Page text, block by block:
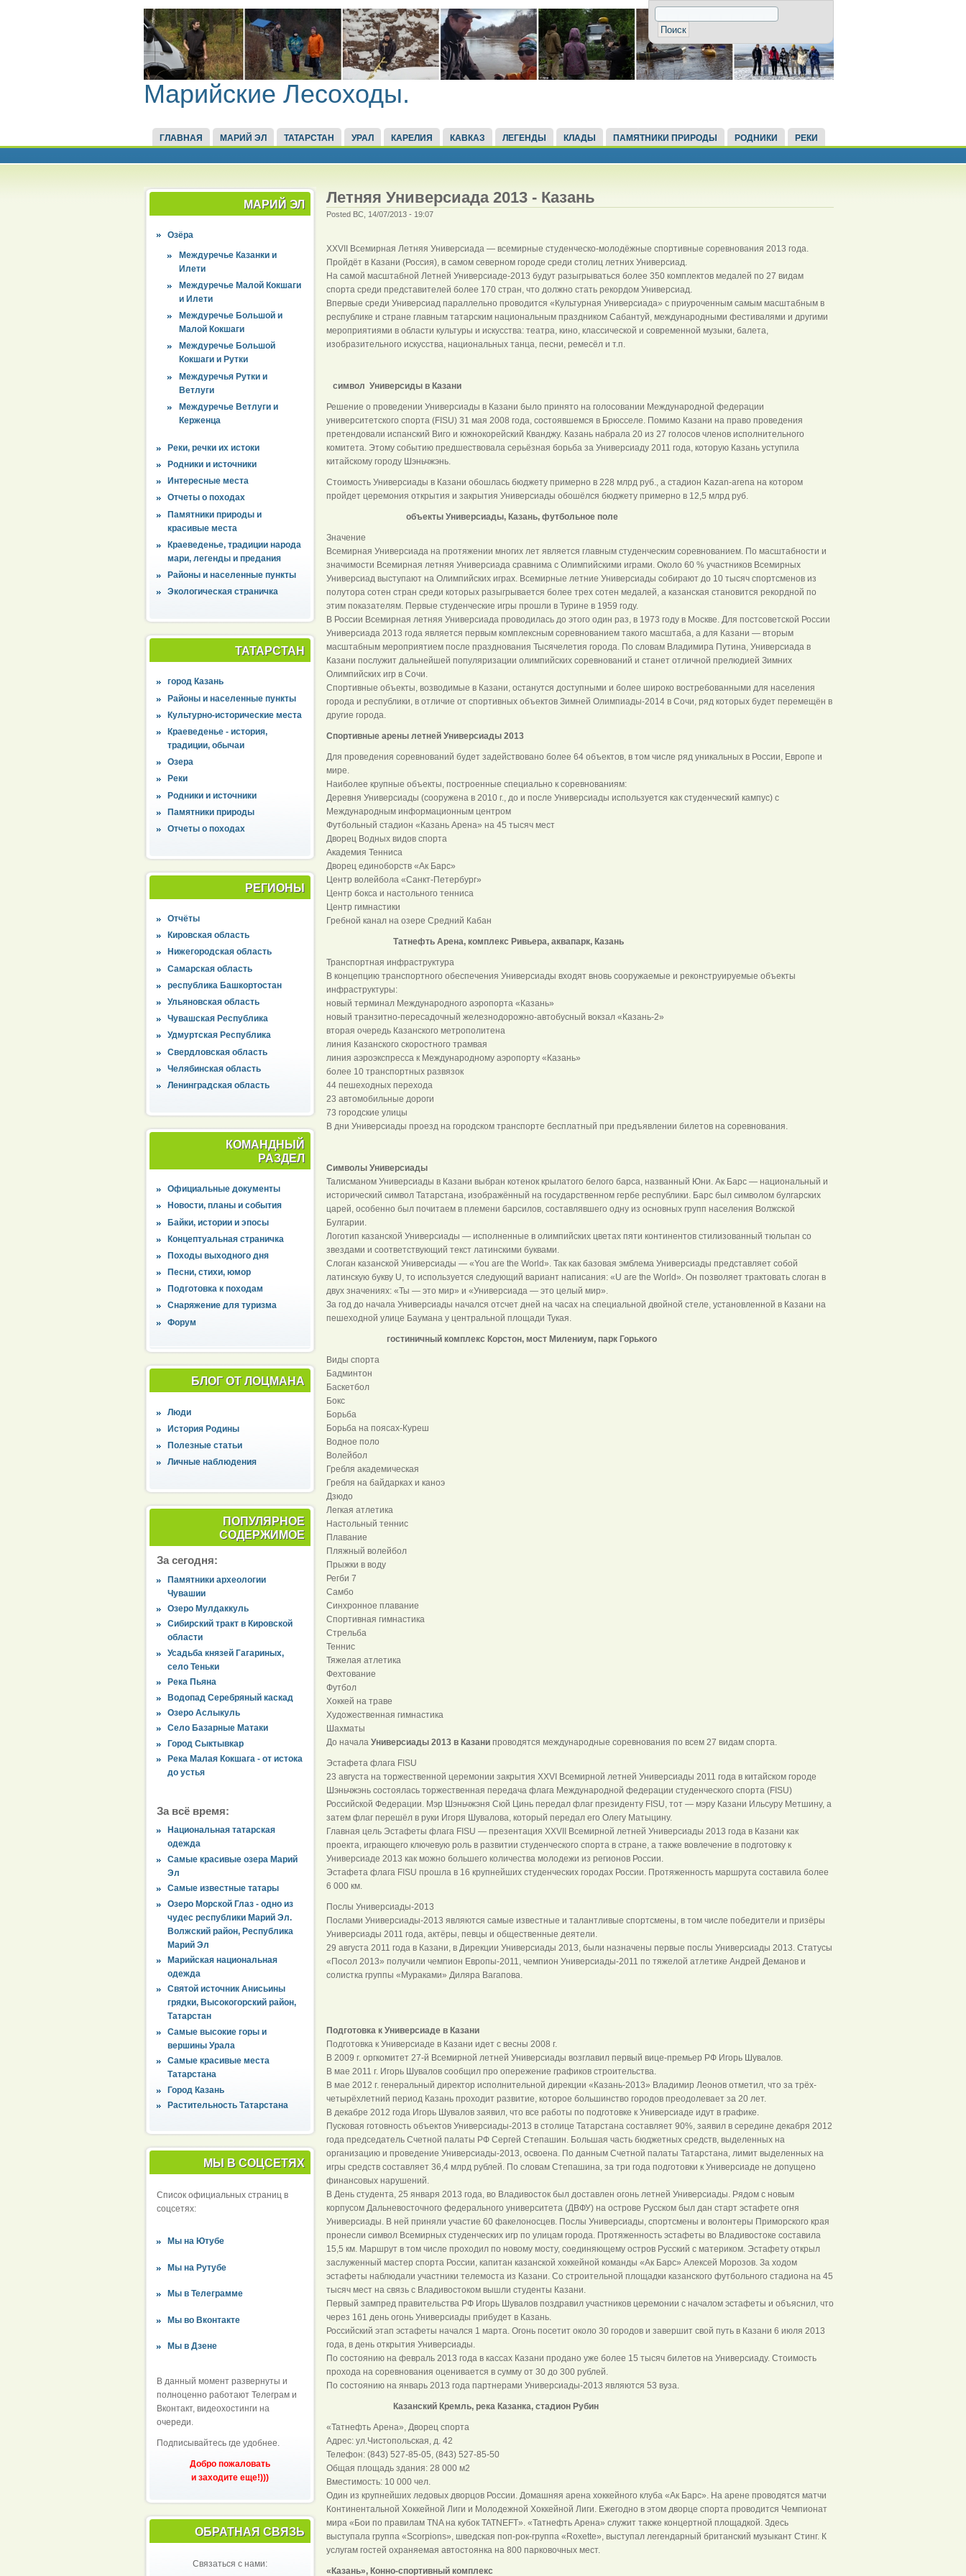
Марийские Лесоходы.
ГЛАВНАЯ МАРИЙ ЭЛ ТАТАРСТАН УРАЛ КАРЕЛИЯ КАВКАЗ ЛЕГЕНДЫ КЛАДЫ ПАМЯТНИКИ ПРИРОДЫ РОДНИКИ РЕКИ
МАРИЙ ЭЛ
Озёра
Междуречье Казанки и
Илети
Междуречье Малой Кокшаги
и Илети
Междуречье Большой и
Малой Кокшаги
Междуречье Большой
Кокшаги и Рутки
Междуречья Рутки и
Ветлуги
Междуречье Ветлуги и
Керженца
Реки, речки их истоки
Родники и источники
Интересные места
Отчеты о походах
Памятники природы и
красивые места
Краеведенье, традиции народа
мари, легенды и предания
Районы и населенные пункты
Экологическая страничка
ТАТАРСТАН
город Казань
Районы и населенные пункты
Культурно-исторические места
Краеведенье - история,
традиции, обычаи
Озера
Реки
Родники и источники
Памятники природы
Отчеты о походах
РЕГИОНЫ
Отчёты
Кировская область
Нижегородская область
Самарская область
республика Башкортостан
Ульяновская область
Чувашская Республика
Удмуртская Республика
Свердловская область
Челябинская область
Ленинградская область
КОМАНДНЫЙ
РАЗДЕЛ
Официальные документы
Новости, планы и события
Байки, истории и эпосы
Концептуальная страничка
Походы выходного дня
Песни, стихи, юмор
Подготовка к походам
Снаряжение для туризма
Форум
БЛОГ ОТ ЛОЦМАНА
Люди
История Родины
Полезные статьи
Личные наблюдения
ПОПУЛЯРНОЕ
СОДЕРЖИМОЕ
За сегодня:
Памятники археологии
Чувашии
Озеро Мулдаккуль
Сибирский тракт в Кировской
области
Усадьба князей Гагариных,
село Теньки
Река Пьяна
Водопад Серебряный каскад
Озеро Аслыкуль
Село Базарные Матаки
Город Сыктывкар
Река Малая Кокшага - от истока
до устья
За всё время:
Национальная татарская
одежда
Самые красивые озера Марий
Эл
Самые известные татары
Озеро Морской Глаз - одно из
чудес республики Марий Эл.
Волжский район, Республика
Марий Эл
Марийская национальная
одежда
Святой источник Анисьины
грядки, Высокогорский район,
Татарстан
Самые высокие горы и
вершины Урала
Самые красивые места
Татарстана
Город Казань
Растительность Татарстана
МЫ В СОЦСЕТЯХ
Список официальных страниц в
соцсетях:
Мы на Ютубе
Мы на Рутубе
Мы в Телеграмме
Мы во Вконтакте
Мы в Дзене
В данный момент развернуты и
полноценно работают Телеграм и
Вконтакт, видеохостинги на
очереди.
Подписывайтесь где удобнее.
Добро пожаловать
и заходите еще!)))
ОБРАТНАЯ СВЯЗЬ
Связаться с нами:
Летняя Универсиада 2013 - Казань
Posted ВС, 14/07/2013 - 19:07
XXVII Всемирная Летняя Универсиада — всемирные студенческо-молодёжные спортивные соревнования 2013 года.
Пройдёт в Казани (Россия), в самом северном городе среди столиц летних Универсиад.
На самой масштабной Летней Универсиаде-2013 будут разыгрываться более 350 комплектов медалей по 27 видам
спорта среди представителей более 170 стран, что должно стать рекордом Универсиад.
Впервые среди Универсиад параллельно проводится «Культурная Универсиада» с приуроченным самым масштабным в
республике и стране главным татарским национальным праздником Сабантуй, международными фестивалями и другими
мероприятиями в области культуры и искусства: театра, кино, классической и современной музыки, балета,
изобразительного искусства, национальных танца, песни, ремесёл и т.п.
символ Универсиды в Казани
Решение о проведении Универсиады в Казани было принято на голосовании Международной федерации
университетского спорта (FISU) 31 мая 2008 года, состоявшемся в Брюсселе. Помимо Казани на право проведения
претендовали испанский Виго и южнокорейский Кванджу. Казань набрала 20 из 27 голосов членов исполнительного
комитета. Этому событию предшествовала серьёзная борьба за Универсиаду 2011 года, которую Казань уступила
китайскому городу Шэньчжэнь.
Стоимость Универсиады в Казани обошлась бюджету примерно в 228 млрд руб., а стадион Kazan-arena на котором
пройдет церемония открытия и закрытия Универсиады обошёлся бюджету примерно в 12,5 млрд руб.
объекты Универсиады, Казань, футбольное поле
Значение
Всемирная Универсиада на протяжении многих лет является главным студенческим соревнованием. По масштабности и
значимости Всемирная летняя Универсиада сравнима с Олимпийскими играми. Около 60 % участников Всемирных
Универсиад выступают на Олимпийских играх. Всемирные летние Универсиады собирают до 10 тысяч спортсменов из
полутора сотен стран среди которых разыгрывается более трех сотен медалей, а казанская становится рекордной по
этим показателям. Первые студенческие игры прошли в Турине в 1959 году.
В России Всемирная летняя Универсиада проводилась до этого один раз, в 1973 году в Москве. Для постсоветской России
Универсиада 2013 года является первым комплексным соревнованием такого масштаба, а для Казани — вторым
масштабным мероприятием после празднования Тысячелетия города. По словам Владимира Путина, Универсиада в
Казани послужит дальнейшей популяризации олимпийских соревнований и станет отличной прелюдией Зимних
Олимпийских игр в Сочи.
Спортивные объекты, возводимые в Казани, останутся доступными и более широко востребованными для населения
города и республики, в отличие от спортивных объектов Зимней Олимпиады-2014 в Сочи, ряд которых будет перемещён в
другие города.
Спортивные арены летней Универсиады 2013
Для проведения соревнований будет задействовано более 64 объектов, в том числе ряд уникальных в России, Европе и
мире.
Наиболее крупные объекты, построенные специально к соревнованиям:
Деревня Универсиады (сооружена в 2010 г., до и после Универсиады используется как студенческий кампус) с
Международным информационным центром
Футбольный стадион «Казань Арена» на 45 тысяч мест
Дворец Водных видов спорта
Академия Тенниса
Дворец единоборств «Ак Барс»
Центр волейбола «Санкт-Петербург»
Центр бокса и настольного тенниса
Центр гимнастики
Гребной канал на озере Средний Кабан
Татнефть Арена, комплекс Ривьера, аквапарк, Казань
Транспортная инфраструктура
В концепцию транспортного обеспечения Универсиады входят вновь сооружаемые и реконструируемые объекты
инфраструктуры:
новый терминал Международного аэропорта «Казань»
новый транзитно-пересадочный железнодорожно-автобусный вокзал «Казань-2»
вторая очередь Казанского метрополитена
линия Казанского скоростного трамвая
линия аэроэкспресса к Международному аэропорту «Казань»
более 10 транспортных развязок
44 пешеходных перехода
23 автомобильные дороги
73 городские улицы
В дни Универсиады проезд на городском транспорте бесплатный при предъявлении билетов на соревнования.
Символы Универсиады
Талисманом Универсиады в Казани выбран котенок крылатого белого барса, названный Юни. Ак Барс — национальный и
исторический символ Татарстана, изображённый на государственном гербе республики. Барс был символом булгарских
царей, особенно был почитаем в племени барсилов, составлявшего одну из основных групп населения Волжской
Булгарии.
Логотип казанской Универсиады — исполненные в олимпийских цветах пяти континентов стилизованный тюльпан со
звездами и соответствующий текст латинскими буквами.
Слоган казанской Универсиады — «You are the World». Так как базовая эмблема Универсиады представляет собой
латинскую букву U, то используется следующий вариант написания: «U are the World». Он позволяет трактовать слоган в
двух значениях: «Ты — это мир» и «Универсиада — это целый мир».
За год до начала Универсиады начался отсчет дней на часах на специальной двойной стеле, установленной в Казани на
пешеходной улице Баумана у центральной площади Тукая.
гостиничный комплекс Корстон, мост Милениум, парк Горького
Виды спорта
Бадминтон
Баскетбол
Бокс
Борьба
Борьба на поясах-Куреш
Водное поло
Волейбол
Гребля академическая
Гребля на байдарках и каноэ
Дзюдо
Легкая атлетика
Настольный теннис
Плавание
Пляжный волейбол
Прыжки в воду
Регби 7
Самбо
Синхронное плавание
Спортивная гимнастика
Стрельба
Теннис
Тяжелая атлетика
Фехтование
Футбол
Хоккей на траве
Художественная гимнастика
Шахматы
До начала Универсиады 2013 в Казанипроводятся международные соревнования по всем 27 видам спорта.
Эстафета флага FISU
23 августа на торжественной церемонии закрытия XXVI Всемирной летней Универсиады 2011 года в китайском городе
Шэньчжэнь состоялась торжественная передача флага Международной федерации студенческого спорта (FISU)
Российской Федерации. Мэр Шэньчжэня Сюй Цинь передал флаг президенту FISU, тот — мэру Казани Ильсуру Метшину, а
затем флаг перешёл в руки Игоря Шувалова, который передал его Олегу Матыцину.
Главная цель Эстафеты флага FISU — презентация XXVII Всемирной летней Универсиады 2013 года в Казани как
проекта, играющего ключевую роль в развитии студенческого спорта в стране, а также вовлечение в подготовку к
Универсиаде 2013 как можно большего количества молодежи из регионов России.
Эстафета флага FISU прошла в 16 крупнейших студенческих городах России. Протяженность маршрута составила более
6 000 км.
Послы Универсиады-2013
Послами Универсиады-2013 являются самые известные и талантливые спортсмены, в том числе победители и призёры
Универсиады 2011 года, актёры, певцы и общественные деятели.
29 августа 2011 года в Казани, в Дирекции Универсиады 2013, были назначены первые послы Универсиады 2013. Статусы
«Посол 2013» получили чемпион Европы-2011, чемпион Универсиады-2011 по тяжелой атлетике Андрей Деманов и
солистка группы «Мураками» Диляра Вагапова.
Подготовка к Универсиаде в Казани
Подготовка к Универсиаде в Казани идет с весны 2008 г.
В 2009 г. оргкомитет 27-й Всемирной летней Универсиады возглавил первый вице-премьер РФ Игорь Шувалов.
В мае 2011 г. Игорь Шувалов сообщил про опережение графиков строительства.
В мае 2012 г. генеральный директор исполнительной дирекции «Казань-2013» Владимир Леонов отметил, что за трёх-
четырёхлетний период Казань проходит развитие, которое большинство городов преодолевает за 20 лет.
В декабре 2012 года Игорь Шувалов заявил, что все работы по подготовке к Универсиаде идут в графике.
Пусковая готовность объектов Универсиады-2013 в столице Татарстана составляет 90%, заявил в середине декабря 2012
года председатель Счетной палаты РФ Сергей Степашин. Большая часть бюджетных средств, выделенных на
организацию и проведение Универсиады-2013, освоена. По данным Счетной палаты Татарстана, лимит выделенных на
игры средств составляет 36,4 млрд рублей. По словам Степашина, за три года подготовки к Универсиаде не допущено
финансовых нарушений.
В День студента, 25 января 2013 года, во Владивосток был доставлен огонь летней Универсиады. Рядом с новым
корпусом Дальневосточного федерального университета (ДВФУ) на острове Русском был дан старт эстафете огня
Универсиады. В ней приняли участие 60 факелоносцев. Послы Универсиады, спортсмены и волонтеры Приморского края
пронесли символ Всемирных студенческих игр по улицам города. Протяженность эстафеты во Владивостоке составила
15,5 км. Маршрут в том числе проходил по новому мосту, соединяющему остров Русский с материком. Эстафету открыл
заслуженный мастер спорта России, капитан казанской хоккейной команды «Ак Барс» Алексей Морозов. За ходом
эстафеты наблюдали участники телемоста из Казани. Со строительной площадки казанского футбольного стадиона на 45
тысяч мест на связь с Владивостоком вышли студенты Казани.
Первый зампред правительства РФ Игорь Шувалов поздравил участников церемонии с началом эстафеты и объяснил, что
через 161 день огонь Универсиады прибудет в Казань.
Российский этап эстафеты начался 1 марта. Огонь посетит около 30 городов и завершит свой путь в Казани 6 июля 2013
года, в день открытия Универсиады.
По состоянию на февраль 2013 года в кассах Казани продано уже более 15 тысяч билетов на Универсиаду. Стоимость
прохода на соревнования оценивается в сумму от 30 до 300 рублей.
По состоянию на январь 2013 года партнерами Универсиады-2013 являются 53 вуза.
Казанский Кремль, река Казанка, стадион Рубин
«Татнефть Арена», Дворец спорта
Адрес: ул.Чистопольская, д. 42
Телефон: (843) 527-85-05, (843) 527-85-50
Общая площадь здания: 28 000 м2
Вместимость: 10 000 чел.
Один из крупнейших ледовых дворцов России. Домашняя арена хоккейного клуба «Ак Барс». На арене проводятся матчи
Континентальной Хоккейной Лиги и Молодежной Хоккейной Лиги. Ежегодно в этом дворце спорта проводится Чемпионат
мира «Бои по правилам TNA на кубок TATNEFT». «Татнефть Арена» служит также концертной площадкой. Здесь
выступала группа «Scorpions», шведская поп-рок-группа «Roxette», выступал легендарный британский музыкант Стинг. К
услугам гостей охраняемая автостоянка на 800 парковочных мест.
«Казань», Конно-спортивный комплекс